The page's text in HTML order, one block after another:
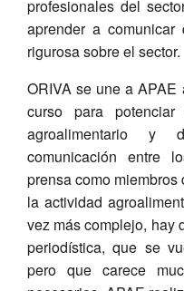
profesionales del
aprender a
rigurosa sobre el sector.
ORIVA se une a
curso para
agroalimentario y
comunicación entre
prensa como
la actividad
vez más complejo, hay
periodística, que se
pero que carece